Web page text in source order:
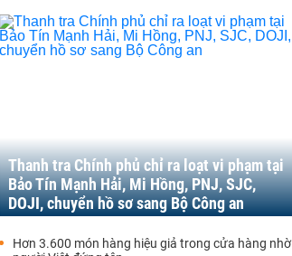
Thanh tra Chính phủ chỉ ra loạt vi phạm tại
Bảo Tín Mạnh Hải, Mi Hồng, PNJ, SJC,
DOJI, chuyển hồ sơ sang Bộ Công an
Hơn 3.600 món hàng hiệu giả trong cửa hàng nhờ